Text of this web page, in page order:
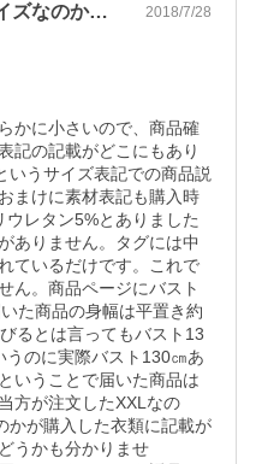
届いた商品はいったい何サイズなのか・・・ 2018/7/28
かに小さいので、商品確
記の記載がどこにもあり
いうサイズ表記での商品説
まけに素材表記も購入時
レタン5%とありました
ありません。タグには中
ているだけです。これで
ん。商品ページにバスト
た商品の身幅は平置き約
るとは言ってもバスト13
のに実際バスト130㎝あ
いうことで届いた商品は
方が注文したXXLなの
かが購入した衣類に記載が
うかも分かりませ